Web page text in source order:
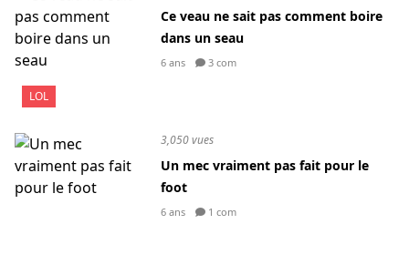
LOL
Ce veau ne sait pas comment boire
dans un seau
6 ans 3 com
3,050 vues
Un mec vraiment pas fait pour le
foot
6 ans 1 com